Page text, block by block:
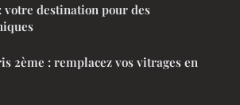
votre destination pour des
2ème : remplacez vos vitrages en